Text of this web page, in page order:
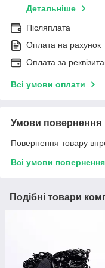
Детальніше
Післяплата
Оплата на рахунок
Оплата за
Всі умови оплати
Умови повернення
Повернення товару
Всі умови повернення
Подібні товари